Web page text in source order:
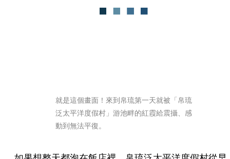
就是這個畫面！來到帛琉第一天就被「帛琉
泛太平洋度假村」游池畔的紅霞給震攝、感
動到無法平復。